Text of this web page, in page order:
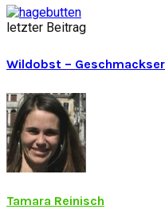
letzter Beitrag
Wildobst –
Tamara Reinisch